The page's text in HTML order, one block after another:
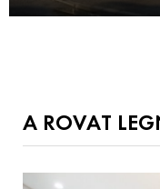
A ROVAT